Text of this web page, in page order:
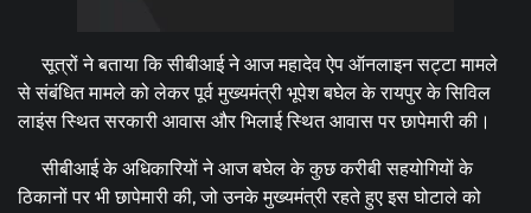
सूत्रों ने बताया कि सीबीआई ने आज महादेव ऐप ऑनलाइन सट्टा मामले
से संबंधित मामले को लेकर पूर्व मुख्यमंत्री भूपेश बघेल के रायपुर के सिविल
लाइंस स्थित सरकारी आवास और भिलाई स्थित आवास पर छापेमारी की।
सीबीआई के अधिकारियों ने आज बघेल के कुछ करीबी सहयोगियों के
ठिकानों पर भी छापेमारी की, जो उनके मुख्यमंत्री रहते हुए इस घोटाले को